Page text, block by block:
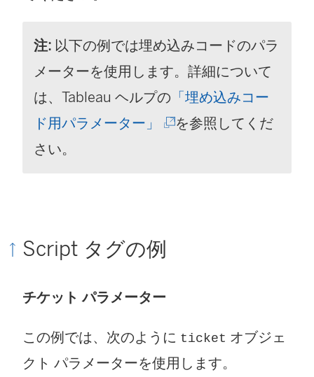
い
ウ
ィ
ン
開
く
注: 以下の例では埋め込みコードのパラ
メーターを使用します。詳細について
は、Tableau ヘルプの 「埋め込みコー
ド用パラメーター」
(
ィ
ド
ウ
で
を参照してくだ
さい。
Script タグの例
チケット パラメーター
この例では、次のように ticket オブジェ
クト パラメーターを使用します。